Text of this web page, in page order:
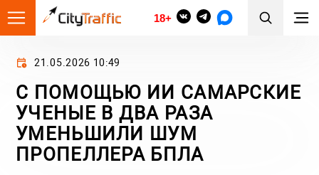
18+
21.05.2026 10:49
С ПОМОЩЬЮ ИИ САМАРСКИЕ
УЧЕНЫЕ В ДВА РАЗА
УМЕНЬШИЛИ ШУМ
ПРОПЕЛЛЕРА БПЛА